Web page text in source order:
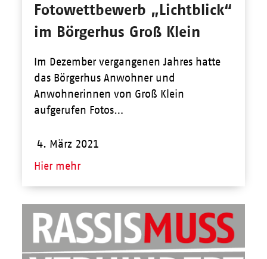
Fotowettbewerb „Lichtblick“
im Börgerhus Groß Klein
Im Dezember vergangenen Jahres hatte
das Börgerhus Anwohner und
Anwohnerinnen von Groß Klein
aufgerufen Fotos…
4. März 2021
Hier mehr